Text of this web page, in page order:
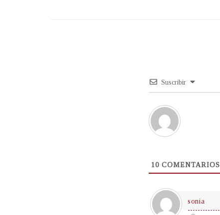
Suscribir
10 COMENTARIOS
sonia